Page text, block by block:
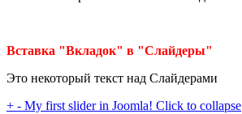
Вставка "Вкладок" в "Слайдеры"
Это некоторый текст над Слайдерами
+ - My first slider in Joomla! Click to collapse